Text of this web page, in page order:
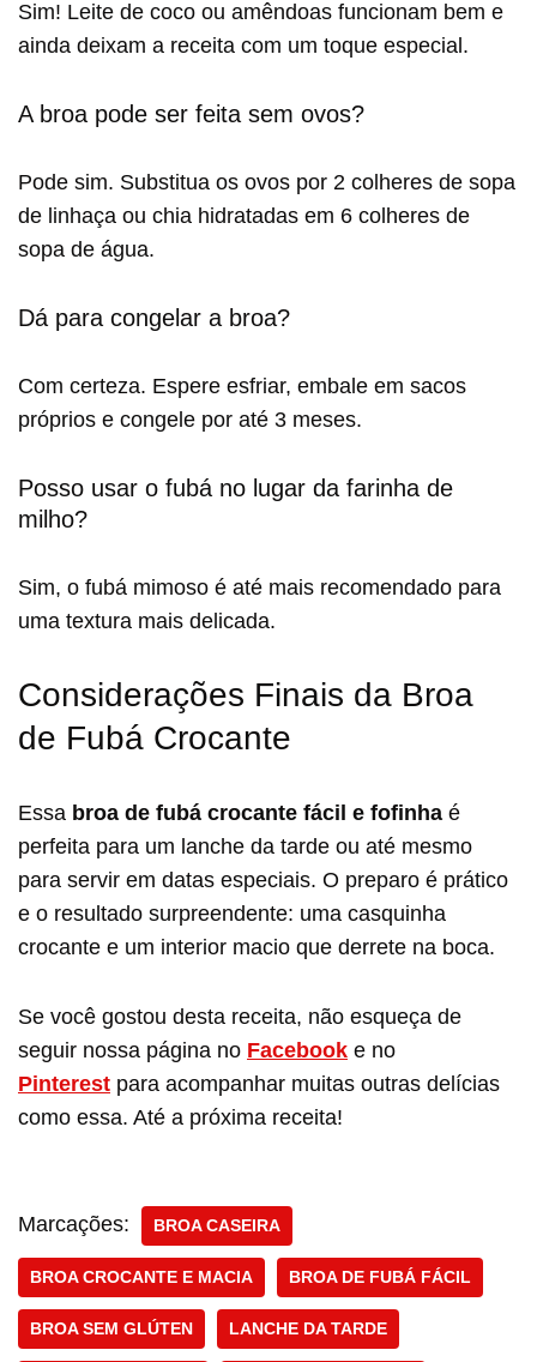
Sim! Leite de coco ou amêndoas funcionam bem e
ainda deixam a receita com um toque especial.
A broa pode ser feita sem ovos?
Pode sim. Substitua os ovos por 2 colheres de sopa
de linhaça ou chia hidratadas em 6 colheres de
sopa de água.
Dá para congelar a broa?
Com certeza. Espere esfriar, embale em sacos
próprios e congele por até 3 meses.
Posso usar o fubá no lugar da farinha de
milho?
Sim, o fubá mimoso é até mais recomendado para
uma textura mais delicada.
Considerações Finais da Broa
de Fubá Crocante
Essa broa de fubá crocante fácil e fofinha é
perfeita para um lanche da tarde ou até mesmo
para servir em datas especiais. O preparo é prático
e o resultado surpreendente: uma casquinha
crocante e um interior macio que derrete na boca.
Se você gostou desta receita, não esqueça de
seguir nossa página no Facebook e no
Pinterest para acompanhar muitas outras delícias
como essa. Até a próxima receita!
Marcações: BROA CASEIRA
BROA CROCANTE E MACIA BROA DE FUBÁ FÁCIL
BROA SEM GLÚTEN LANCHE DA TARDE